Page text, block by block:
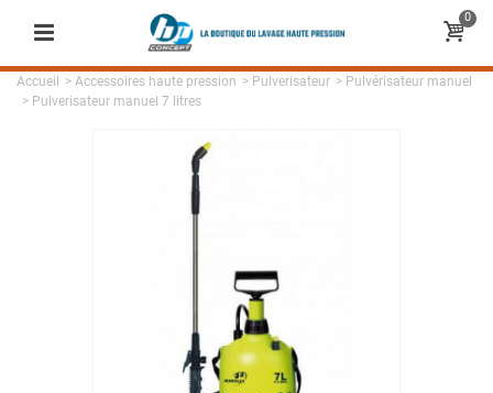
0
Accueil > Accessoires haute pression > Pulverisateur > Pulvérisateur manuel
> Pulverisateur manuel 7 litres